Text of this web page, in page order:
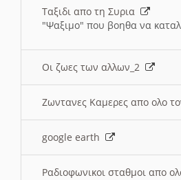
Ταξιδι απο τη Συρια
"Ψαξιμο" που βοηθα να
Οι ζωες των αλλων_2
Ζωντανες Καμερες απο ολο
google earth
Ραδιοφωνικοι σταθμοι απο